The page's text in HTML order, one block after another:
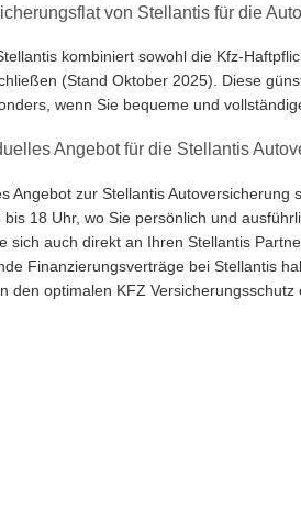
von Stellantis für die
kombiniert sowohl die Kfz-
(Stand Oktober 2025). Diese
wenn Sie bequeme und
Angebot für die Stellantis
Angebot zur Stellantis
18 Uhr, wo Sie persönlich und
sich auch direkt an Ihren Stellantis
Finanzierungsverträge bei Stellantis
den optimalen KFZ Versicherungsschutz